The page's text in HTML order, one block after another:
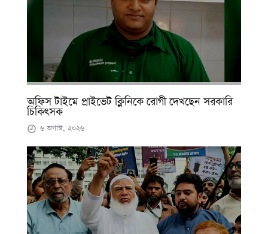
অফিস টাইমে প্রাইভেট ক্লিনিকে রোগী দেখছেন সরকারি
চিকিৎসক
৬ অগাস্ট, ২০২৬